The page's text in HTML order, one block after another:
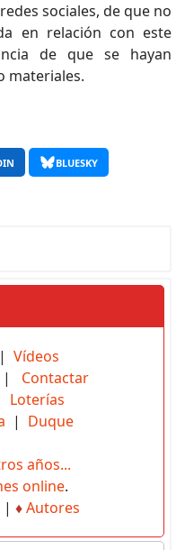
sociales, de que no
en relación con este
de que se hayan
materiales.
BLUESKY
Vídeos
| Contactar
Loterías
| Duque
años...
online.
| ♦Autores